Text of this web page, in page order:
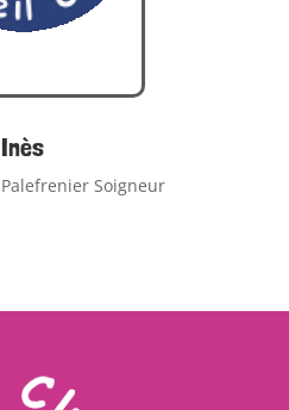
Inès
Soigneur